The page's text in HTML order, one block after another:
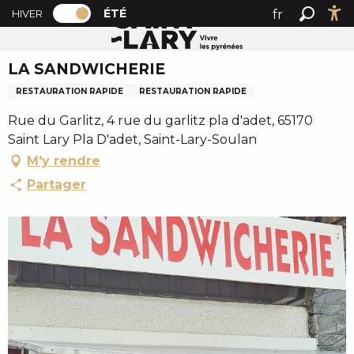
A
l
e
r
u
c
o
n
e
u
p
r
n
PAGE D’ACCUEIL ACTUELLE ÉTÉ : PASSER EN MODE
HIVER PAGE D’ACCUEIL ACTUELLE ÉTÉ :
ÉTÉ
fr
Accueil été LA SANDWICHERIE
LA SANDWICHERIE
RESTAURATION RAPIDE RESTAURATION RAPIDE
Rue du Garlitz, 4 rue du garlitz pla d'adet, 65170
Saint Lary Pla D'adet, Saint-Lary-Soulan
M'y rendre
Partager